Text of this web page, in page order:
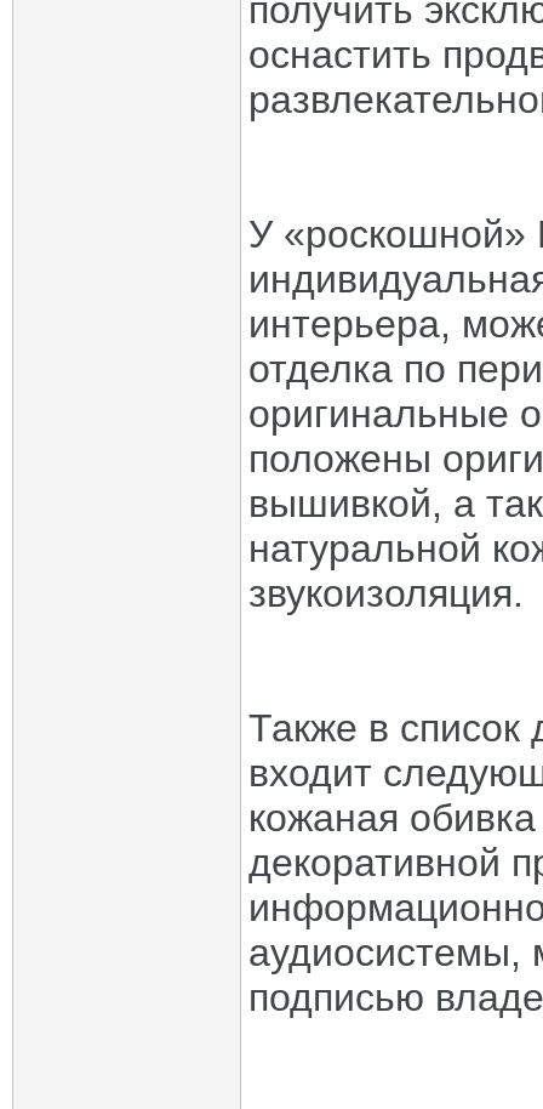
получить
оснастить
У «роскошной»
интерьера,
отделка по
оригинальные
положены
вышивкой, а
натуральной
звукоизоляция.
Также в список
входит
кожаная
декоративной
аудиосистемы,
подписью